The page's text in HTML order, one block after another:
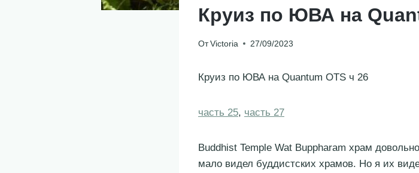
Круиз по ЮВА на
От Victoria 27/09/2023
Круиз по ЮВА на Quantum OTS ч 26
часть 25, часть 27
Buddhist Temple Wat Buppharam храм
мало видел буддистских храмов. Но я их